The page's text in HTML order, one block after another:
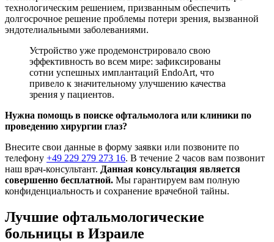
технологическим решением, призванным обеспечить
долгосрочное решение проблемы потери зрения, вызванной
эндотелиальными заболеваниями.
Устройство уже продемонстрировало свою
эффективность во всем мире: зафиксированы
сотни успешных имплантаций EndoArt, что
привело к значительному улучшению качества
зрения у пациентов.
Нужна помощь в поиске офтальмолога или клиники по
проведению хирургии глаз?
Внесите свои данные в форму заявки или позвоните по
телефону +49 229 279 273 16. В течение 2 часов вам позвонит
наш врач-консультант. Данная консультация является
совершенно бесплатной. Мы гарантируем вам полную
конфиденциальность и сохранение врачебной тайны.
Лучшие офтальмологические
больницы в Израиле